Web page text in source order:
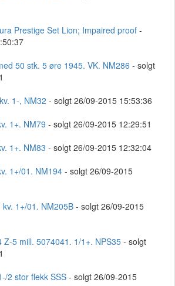
Prestige Set Lion; Impaired proof -
50 stk. 5 øre 1945. VK. NM286 - solgt
1-, NM32 - solgt 26/09-2015 15:53:36
1+. NM79 - solgt 26/09-2015 12:29:51
1+. NM83 - solgt 26/09-2015 12:32:04
1+/01. NM194 - solgt 26/09-2015
1+/01. NM205B - solgt 26/09-2015
5 mill. 5074041. 1/1+. NPS35 - solgt
2 stor flekk SSS - solgt 26/09-2015